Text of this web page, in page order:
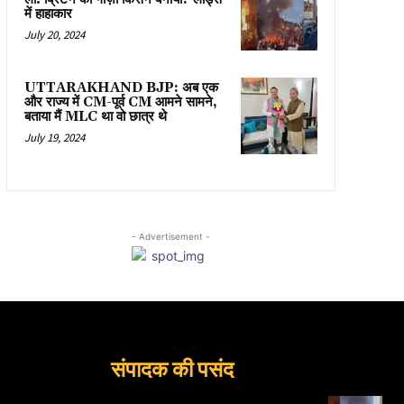
में हाहाकार
July 20, 2024
UTTARAKHAND BJP: अब एक
और राज्य में CM-पूर्व CM आमने सामने,
बताया मैं MLC था वो छात्र थे
July 19, 2024
- Advertisement -
संपादक की पसंद